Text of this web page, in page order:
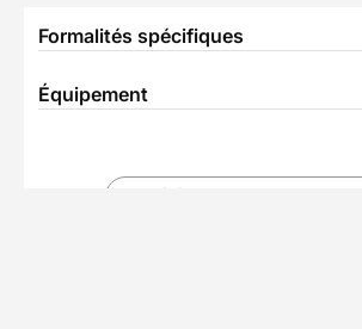
Formalités spécifiques
Équipement